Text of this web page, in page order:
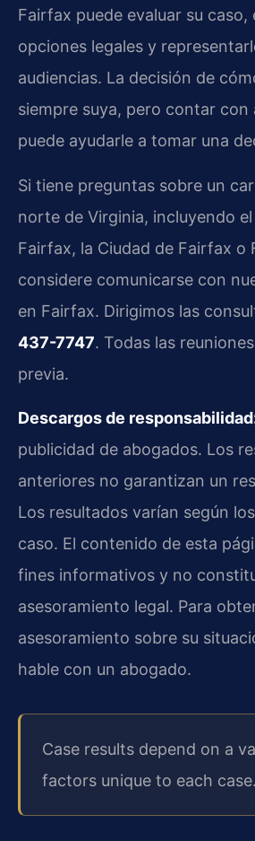
Fairfax puede evaluar su caso,
opciones legales y
audiencias. La decisión de
siempre suya, pero contar con
puede ayudarle a tomar una
Si tiene preguntas sobre un
norte de Virginia, incluyendo
Fairfax, la Ciudad de Fairfax o
considere comunicarse con
en Fairfax. Dirigimos las
437-7747. Todas las
previa.
Descargos de
publicidad de abogados. Los
anteriores no garantizan un
Los resultados varían según
caso. El contenido de esta
fines informativos y no
asesoramiento legal. Para
asesoramiento sobre su
hable con un abogado.
Case results depend on a
factors unique to each case.